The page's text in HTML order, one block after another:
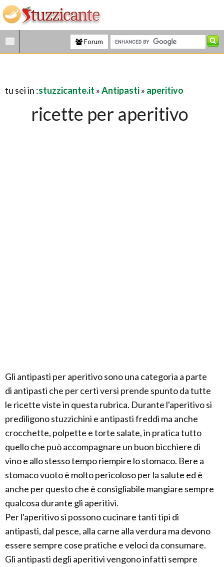
Forum
tu sei in :stuzzicante.it »Antipasti» aperitivo
ricette per aperitivo
Gli antipasti per aperitivo sono una categoria a parte
di antipasti che per certi versi prende spunto da tutte
le ricette viste in questa rubrica. Durante l'aperitivo si
prediligono stuzzichini e antipasti freddi ma anche
crocchette, polpette e torte salate, in pratica tutto
quello che può accompagnare un buon bicchiere di
vino e allo stesso tempo riempire lo stomaco. Bere a
stomaco vuoto è molto pericoloso per la salute ed è
anche per questo che è consigliabile mangiare sempre
qualcosa durante gli aperitivi.
Per l'aperitivo si possono cucinare tanti tipi di
antipasti, dal pesce, alla carne alla verdura ma devono
essere sempre cose pratiche e veloci da consumare.
Gli antipasti degli aperitivi vengono infatti sempre